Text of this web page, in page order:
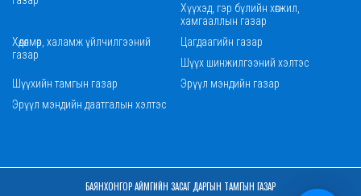
Хүүхэд, гэр бүлийн хөгжил,
хамгааллын газар
Хөдөлмөр, халамж үйлчилгээний
газар
Цагдаагийн газар
Шүүх шинжилгээний хэлтэс
Шүүхийн тамгын газар
Эрүүл мэндийн газар
Эрүүл мэндийн даатгалын хэлтэс
БАЯНХОНГОР АЙМГИЙН ЗАСАГ ДАРГЫН ТАМГЫН ГАЗАР